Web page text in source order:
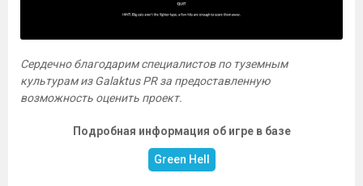
Сердечно благодарим специалистов по туземным
культурам из Galaktus PR за предоставленную
возможность оценить проект.
Подробная информация об игре в базе
Green Hell